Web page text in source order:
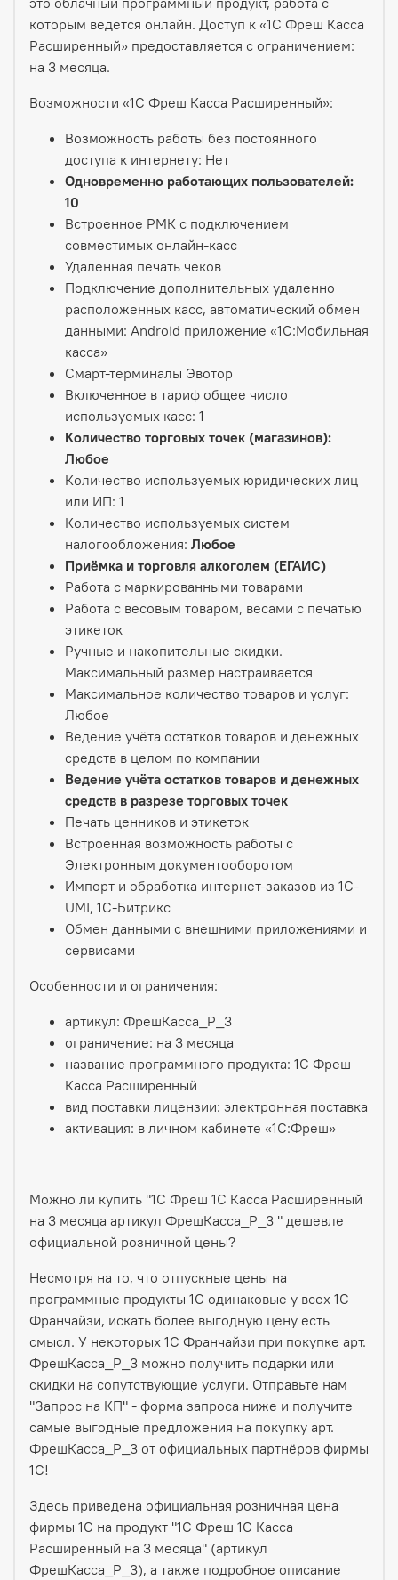
которым ведется онлайн. Доступ к «1С Фреш Касса
Расширенный» предоставляется с ограничением:
на 3 месяца.
Возможности «1С Фреш Касса Расширенный»:
Возможность работы без постоянного
доступа к интернету: Нет
Одновременно работающих пользователей:
10
Встроенное РМК с подключением
совместимых онлайн-касс
Удаленная печать чеков
Подключение дополнительных удаленно
расположенных касс, автоматический обмен
данными: Android приложение «1С:Мобильная
касса»
Смарт-терминалы Эвотор
Включенное в тариф общее число
используемых касс: 1
Количество торговых точек (магазинов):
Любое
Количество используемых юридических лиц
или ИП: 1
Количество используемых систем
налогообложения: Любое
Приёмка и торговля алкоголем (ЕГАИС)
Работа с маркированными товарами
Работа с весовым товаром, весами с печатью
этикеток
Ручные и накопительные скидки.
Максимальный размер настраивается
Максимальное количество товаров и услуг:
Любое
Ведение учёта остатков товаров и денежных
средств в целом по компании
Ведение учёта остатков товаров и денежных
средств в разрезе торговых точек
Печать ценников и этикеток
Встроенная возможность работы с
Электронным документооборотом
Импорт и обработка интернет-заказов из 1С-
UMI, 1C-Битрикс
Обмен данными с внешними приложениями и
сервисами
Особенности и ограничения:
артикул: ФрешКасса_Р_3
ограничение: на 3 месяца
название программного продукта: 1С Фреш
Касса Расширенный
вид поставки лицензии: электронная поставка
активация: в личном кабинете «1С:Фреш»
Можно ли купить "1С Фреш 1С Касса Расширенный
на 3 месяца артикул ФрешКасса_Р_3 " дешевле
официальной розничной цены?
Несмотря на то, что отпускные цены на
программные продукты 1С одинаковые у всех 1С
Франчайзи, искать более выгодную цену есть
смысл. У некоторых 1С Франчайзи при покупке арт.
ФрешКасса_Р_3 можно получить подарки или
скидки на сопутствующие услуги. Отправьте нам
"Запрос на КП" - форма запроса ниже и получите
самые выгодные предложения на покупку арт.
ФрешКасса_Р_3 от официальных партнёров фирмы
1С!
Здесь приведена официальная розничная цена
фирмы 1С на продукт "1С Фреш 1С Касса
Расширенный на 3 месяца" (артикул
ФрешКасса_Р_3), а также подробное описание